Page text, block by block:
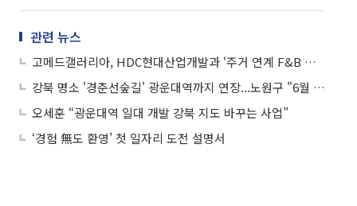
관련 뉴스
고메드갤러리아, HDC현대산업개발과 ‘주거 연계 F&B 서비스’ 업무협약
강북 명소 '경춘선숲길' 광운대역까지 연장...노원구 "6월 개통 목표"
오세훈 “광운대역 일대 개발 강북 지도 바꾸는 사업”
‘경험 無도 환영’ 첫 일자리 도전 설명서